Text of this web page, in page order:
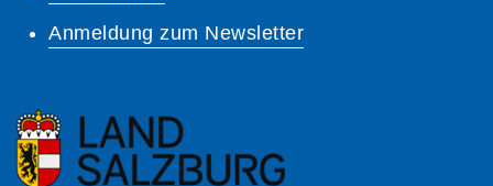
Anmeldung zum Newsletter